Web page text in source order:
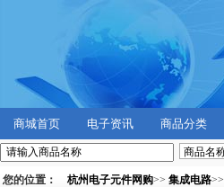
商城首页 电子资讯 商品分类
您的位置： 杭州电子元件网购>> 集成电路>>